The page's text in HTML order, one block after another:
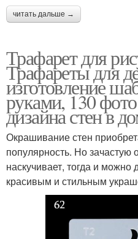
читать дальше →
Трафарет для
Трафареты для
изготовление
руками, 130
дизайна стен в
Окрашивание стен
популярность. Но зачастую
наскучивает, тогда и
красивым и стильным